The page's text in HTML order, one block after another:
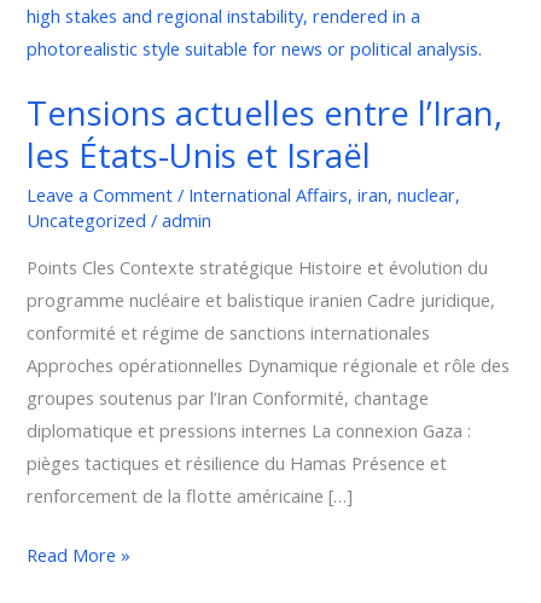
Tensions actuelles entre l’Iran,
les États-Unis et Israël
Leave a Comment / International Affairs,iran,nuclear,
Uncategorized /admin
Points Cles Contexte stratégique Histoire et évolution du
programme nucléaire et balistique iranien Cadre juridique,
conformité et régime de sanctions internationales
Approches opérationnelles Dynamique régionale et rôle des
groupes soutenus par l’Iran Conformité, chantage
diplomatique et pressions internes La connexion Gaza :
pièges tactiques et résilience du Hamas Présence et
renforcement de la flotte américaine […]
et
Israël
Read More »